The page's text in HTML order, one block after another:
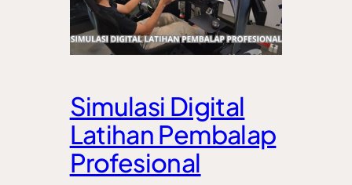
Simulasi Digital
Latihan Pembalap
Profesional